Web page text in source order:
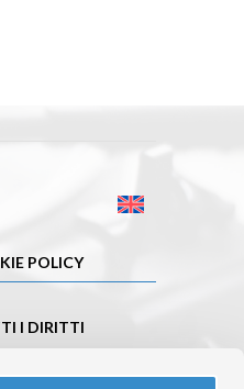
POLICY
I DIRITTI